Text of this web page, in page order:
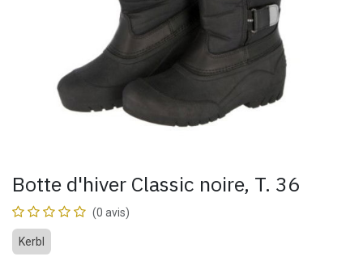
Botte d'hiver Classic noire, T. 36
(0 avis)
Kerbl